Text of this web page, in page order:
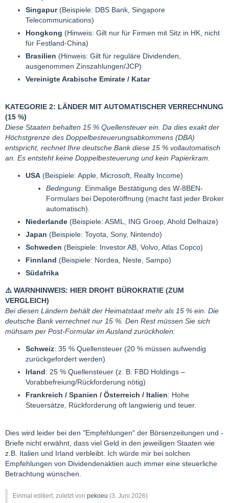
Singapur(Beispiele: DBS Bank, Singapore
Telecommunications)
Hongkong (Hinweis: Gilt nur für Firmen mit Sitz in HK, nicht
für Festland-China)
Brasilien (Hinweis: Gilt für reguläre Dividenden,
ausgenommen Zinszahlungen/JCP)
Vereinigte Arabische Emirate / Katar
KATEGORIE 2: LÄNDER MIT AUTOMATISCHER VERRECHNUNG
(15 %)
Diese Staaten behalten 15 % Quellensteuer ein. Da dies exakt der
Höchstgrenze des Doppelbesteuerungsabkommens (DBA)
entspricht, rechnet Ihre deutsche Bank diese 15 % vollautomatisch
an. Es entsteht keine Doppelbesteuerung und kein Papierkram.
USA (Beispiele: Apple, Microsoft, Realty Income)
Bedingung: Einmalige Bestätigung des W-8BEN-
Formulars bei Depoteröffnung (macht fast jeder Broker
automatisch).
Niederlande (Beispiele: ASML, ING Groep, Ahold Delhaize)
Japan (Beispiele: Toyota, Sony, Nintendo)
Schweden (Beispiele: Investor AB, Volvo, Atlas Copco)
Finnland (Beispiele: Nordea, Neste, Sampo)
Südafrika
⚠️ WARNHINWEIS: HIER DROHT BÜROKRATIE (ZUM
VERGLEICH)
Bei diesen Ländern behält der Heimatstaat mehr als 15 % ein. Die
deutsche Bank verrechnet nur 15 %. Den Rest müssen Sie sich
mühsam per Post-Formular im Ausland zurückholen:
Schweiz: 35 % Quellensteuer (20 % müssen aufwendig
zurückgefordert werden)
Irland: 25 % Quellensteuer (z. B. FBD Holdings –
Vorabbefreiung/Rückforderung nötig)
Frankreich / Spanien / Österreich / Italien: Hohe
Steuersätze, Rückforderung oft langwierig und teuer.
Dies wird leider bei den "Empfehlungen" der Börsenzeitungen und -
Briefe nicht erwähnt, dass viel Geld in den jeweiligen Staaten wie
z.B. Italien und Irland verbleibt. Ich würde mir bei solchen
Empfehlungen von Dividendenaktien auch immer eine steuerliche
Betrachtung wünschen.
Einmal editiert, zuletzt von pekoeu (3. Juni 2026)